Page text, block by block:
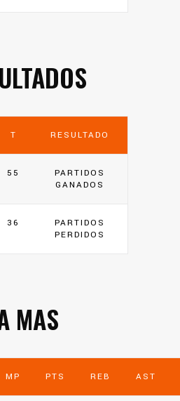
T RESULTADO
55
PARTIDOS
GANADOS
36
PARTIDOS
PERDIDOS
MAS
MP PTS REB AST